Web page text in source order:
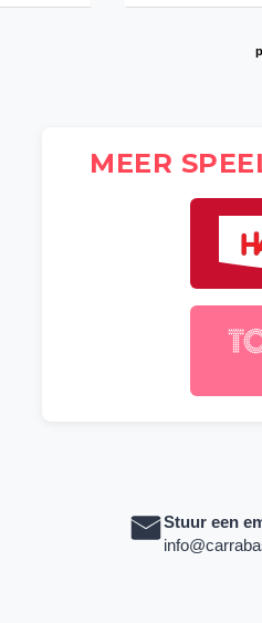
MEER
Stuur een